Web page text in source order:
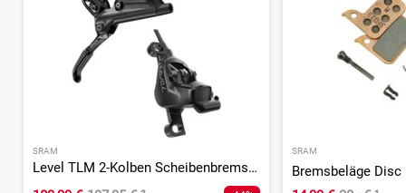
SRAM
Level TLM 2-Kolben Scheibenbremse - hinten
SRAM